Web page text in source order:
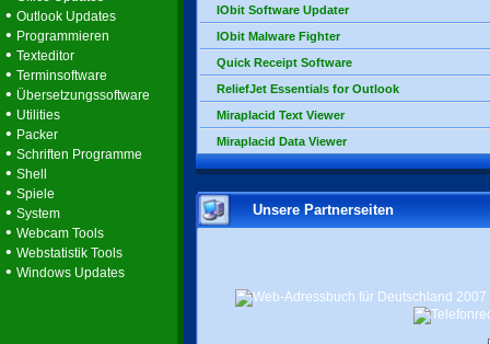
• Outlook Updates
• Programmieren
• Texteditor
• Terminsoftware
• Übersetzungssoftware
• Utilities
• Packer
• Schriften Programme
• Shell
• Spiele
• System
• Webcam Tools
• Webstatistik Tools
• Windows Updates
IObit Software Updater
IObit Malware Fighter
Quick Receipt Software
ReliefJet Essentials for Outlook
Miraplacid Text Viewer
Miraplacid Data Viewer
Unsere Partnerseiten